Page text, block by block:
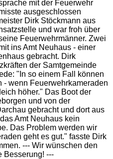
mit der Feuerwehr
ausgeschlossen
Dirk Stöckmann aus
und war froh über
Feuerwehrmänner. Zwei
ins Amt Neuhaus - einer
gebracht. Dirk
der Samtgemeinde
"In so einem Fall können
- wenn Feuerwehrkameraden
höher." Das Boot der
und von der
gebracht und dort aus
Amt Neuhaus kein
Das Problem werden wir
geht es gut." fasste Dirk
--- Wir wünschen den
Besserung! ---